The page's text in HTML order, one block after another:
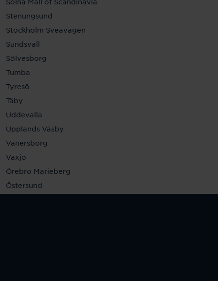
Stenungsund
Stockholm Sveavägen
Sundsvall
Sölvesborg
Tumba
Tyresö
Täby
Uddevalla
Upplands Väsby
Vänersborg
Växjö
Örebro Marieberg
Östersund